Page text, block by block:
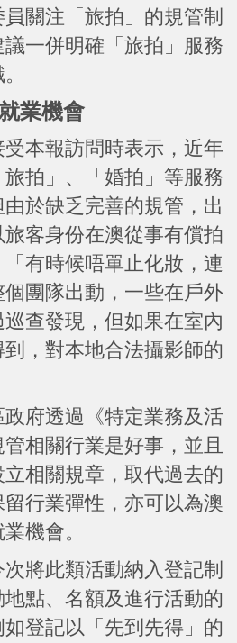
關注「旅拍」的規管制
一併明確「旅拍」服務
業機會
本報訪問時表示，近年
拍」、「婚拍」等服務
於缺乏完善的規管，出
客身份在澳從事有償拍
有時候唔單止化妝，連
團隊出動，一些在戶外
查發現，但如果在室內
，對本地合法攝影師的
府透過《特定業務及活
相關行業是好事，並且
相關規章，取代過去的
行業彈性，亦可以為澳
機會。
將此類活動納入登記制
點、名額及進行活動的
登記以「先到先得」的